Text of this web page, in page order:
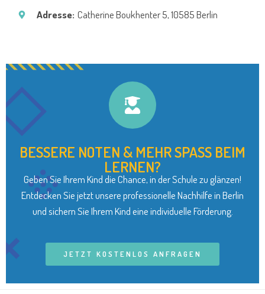
Adresse: Catherine Boukhenter 5, 10585 Berlin
BESSERE NOTEN & MEHR SPASS BEIM
LERNEN?
Geben Sie Ihrem Kind die Chance, in der Schule zu glänzen!
Entdecken Sie jetzt unsere professionelle Nachhilfe in Berlin
und sichern Sie Ihrem Kind eine individuelle Förderung.
JETZT KOSTENLOS ANFRAGEN